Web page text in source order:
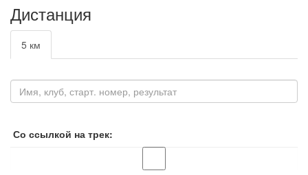
Дистанция
5 км
Со ссылкой на трек: